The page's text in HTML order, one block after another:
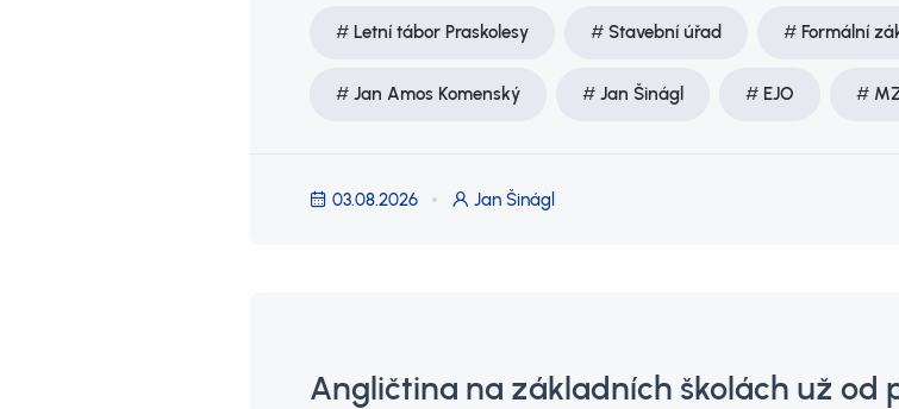
Letní tábor Praskolesy Stavební úřad Formální
Jan Amos Komenský Jan Šinágl EJO
03.08.2026 Jan Šinágl
Angličtina na základních školách už od